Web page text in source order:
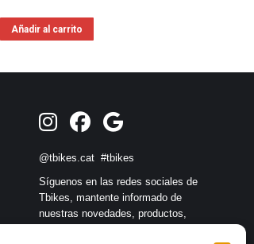
Añadir al carrito
@tbikes.cat #tbikes
Síguenos en las redes sociales de
Tbikes, mantente informado de
nuestras novedades, productos,